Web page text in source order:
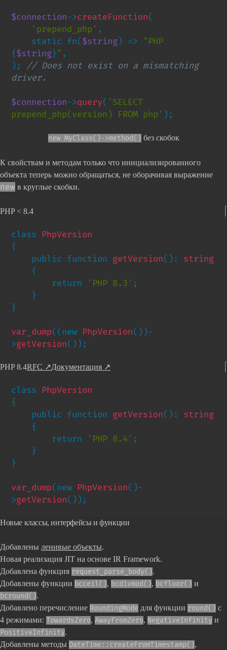
$connection->createFunction(
'prepend_php' ,
    static fn(
$string) =>
"PHP
{$string}" ,
); // Does not exist on a mismatching
driver.
$connection->query( 'SELECT
prepend_php(version) FROM php' );
new MyClass()->method() без скобок
К свойствам и методам только что инициализированного
объекта теперь можно обращаться, не оборачивая выражение
new в круглые скобки.
PHP < 8.4
class
{
    public function
getVersion(): string
{
        return
'PHP 8.3' ;
}
var_dump((new PhpVersion())-
>getVersion());
PHP 8.4RFC ↗Документация ↗
class
{
    public function
getVersion(): string
{
        return
'PHP 8.4' ;
}
var_dump(new PhpVersion()-
>getVersion());
Новые классы, интерфейсы и функции
Добавлены ленивые объекты.
Новая реализация JIT на основе IR Framework.
Добавлена функция request_parse_body().
Добавлены функции bcceil(), bcdivmod(), bcfloor() и
bcround().
Добавлено перечисление RoundingMode для функции round() с
4 режимами: TowardsZero, AwayFromZero, NegativeInfinity и
PositiveInfinity.
Добавлены методы DateTime::createFromTimestamp(),